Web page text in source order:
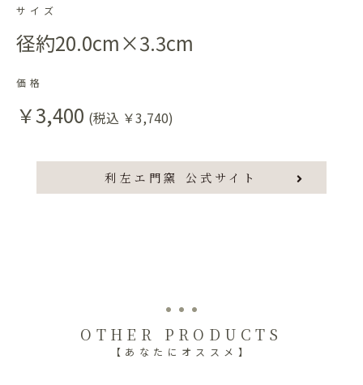
サイズ
径約20.0cm×3.3cm
価格
￥3,400 (税込 ￥3,740)
利左エ門窯 公式サイト
OTHER PRODUCTS
【あなたにオススメ】